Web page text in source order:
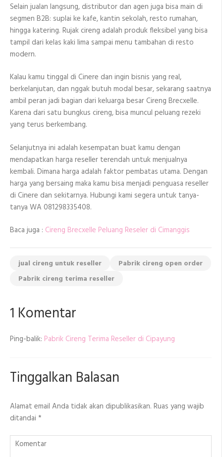
Selain jualan langsung, distributor dan agen juga bisa main di
segmen B2B: suplai ke kafe, kantin sekolah, resto rumahan,
hingga katering. Rujak cireng adalah produk fleksibel yang bisa
tampil dari kelas kaki lima sampai menu tambahan di resto
modern.
Kalau kamu tinggal di Cinere dan ingin bisnis yang real,
berkelanjutan, dan nggak butuh modal besar, sekarang saatnya
ambil peran jadi bagian dari keluarga besar Cireng Brecxelle.
Karena dari satu bungkus cireng, bisa muncul peluang rezeki
yang terus berkembang.
Selanjutnya ini adalah kesempatan buat kamu dengan
mendapatkan harga reseller terendah untuk menjualnya
kembali. Dimana harga adalah faktor pembatas utama. Dengan
harga yang bersaing maka kamu bisa menjadi penguasa reseller
di Cinere dan sekitarnya. Hubungi kami segera untuk tanya-
tanya WA 081298335408.
Baca juga : Cireng Brecxelle Peluang Reseler di Cimanggis
jual cireng untuk reseller
Pabrik cireng open order
Pabrik cireng terima reseller
1 Komentar
Ping-balik: Pabrik Cireng Terima Reseller di Cipayung
Tinggalkan Balasan
Alamat email Anda tidak akan dipublikasikan. Ruas yang wajib
ditandai *
Komentar